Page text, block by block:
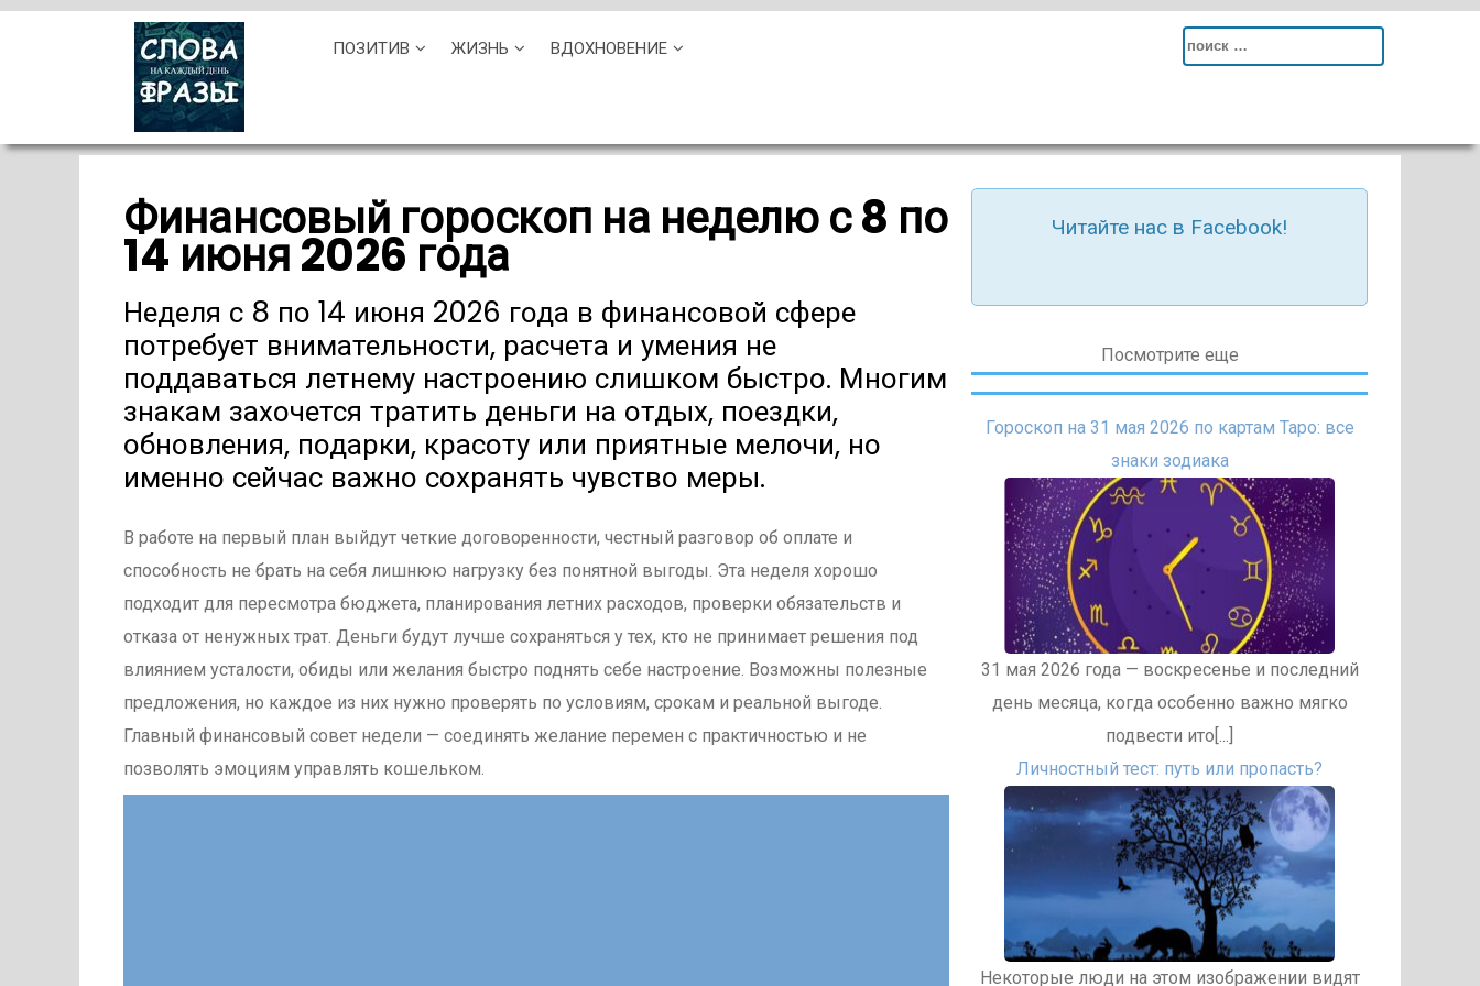
ПОЗИТИВ ЖИЗНЬ ВДОХНОВЕНИЕ
Search
Финансовый гороскоп на неделю с 8 по
14 июня 2026 года
Неделя с 8 по 14 июня 2026 года в финансовой сфере
потребует внимательности, расчета и умения не
поддаваться летнему настроению слишком быстро. Многим
знакам захочется тратить деньги на отдых, поездки,
обновления, подарки, красоту или приятные мелочи, но
именно сейчас важно сохранять чувство меры.
В работе на первый план выйдут четкие договоренности, честный разговор об оплате и
способность не брать на себя лишнюю нагрузку без понятной выгоды. Эта неделя хорошо
подходит для пересмотра бюджета, планирования летних расходов, проверки обязательств и
отказа от ненужных трат. Деньги будут лучше сохраняться у тех, кто не принимает решения под
влиянием усталости, обиды или желания быстро поднять себе настроение. Возможны полезные
предложения, но каждое из них нужно проверять по условиям, срокам и реальной выгоде.
Главный финансовый совет недели — соединять желание перемен с практичностью и не
позволять эмоциям управлять кошельком.
Читайте нас в Facebook!
Посмотрите еще
Гороскоп на 31 мая 2026 по картам Таро: все
знаки зодиака
31 мая 2026 года — воскресенье и последний
день месяца, когда особенно важно мягко
подвести ито[...]
Личностный тест: путь или пропасть?
Некоторые люди на этом изображении видят